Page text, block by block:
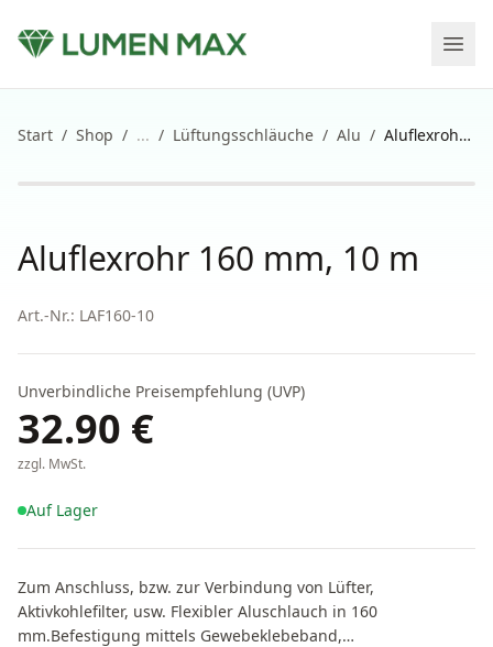
Start / Shop / ... / Lüftungsschläuche / Alu / Aluflexrohr 160 mm, 10 m
Aluflexrohr 160 mm, 10 m
Art.-Nr.: LAF160-10
Unverbindliche Preisempfehlung (UVP)
32.90 €
zzgl. MwSt.
Auf Lager
Zum Anschluss, bzw. zur Verbindung von Lüfter,
Aktivkohlefilter, usw. Flexibler Aluschlauch in 160
mm.Befestigung mittels Gewebeklebeband,